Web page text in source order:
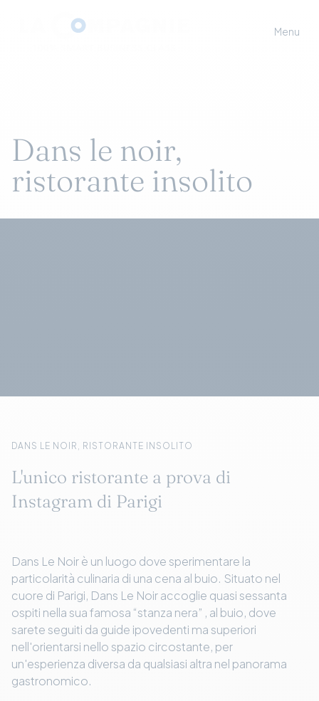
Menu
Dans le noir,
ristorante insolito
DANS LE NOIR, RISTORANTE INSOLITO
L'unico ristorante a prova di
Instagram di Parigi
Dans Le Noir è un luogo dove sperimentare la
particolarità culinaria di una cena al buio. Situato nel
cuore di Parigi, Dans Le Noir accoglie quasi sessanta
ospiti nella sua famosa “stanza nera” , al buio, dove
sarete seguiti da guide ipovedenti ma superiori
nell'orientarsi nello spazio circostante, per
un'esperienza diversa da qualsiasi altra nel panorama
gastronomico.